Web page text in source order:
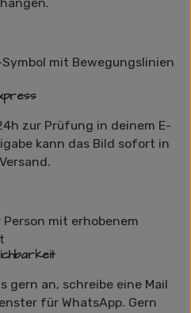
zur Prüfung in deinem E-
kann das Bild sofort in
gern an, schreibe eine Mail
für WhatsApp. Gern